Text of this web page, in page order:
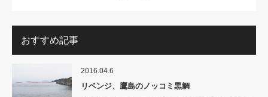
おすすめ記事
2016.04.6
リベンジ、鷹島のノッコミ黒鯛